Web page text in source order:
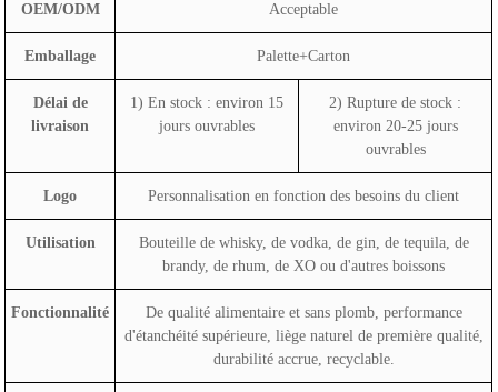
OEM/ODM Acceptable
Emballage Palette+Carton
Délai de
livraison
1) En stock : environ 15
jours ouvrables
2) Rupture de stock :
environ 20-25 jours
ouvrables
Logo Personnalisation en fonction des besoins du client
Utilisation
Bouteille de whisky, de vodka, de gin, de tequila, de
brandy, de rhum, de XO ou d'autres boissons
Fonctionnalité
De qualité alimentaire et sans plomb, performance
d'étanchéité supérieure, liège naturel de première qualité,
durabilité accrue, recyclable.